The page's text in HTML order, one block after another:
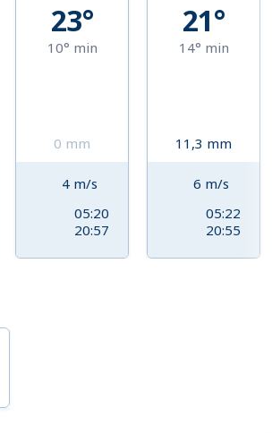
23°
10° min
0 mm
4 m/s
05:20
20:57
21°
14° min
11,3 mm
6 m/s
05:22
20:55